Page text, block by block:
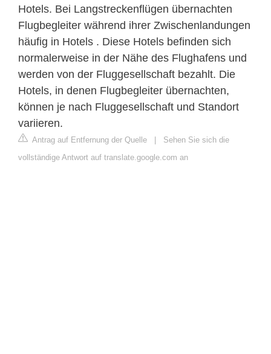
Hotels. Bei Langstreckenflügen übernachten
Flugbegleiter während ihrer Zwischenlandungen
häufig in Hotels . Diese Hotels befinden sich
normalerweise in der Nähe des Flughafens und
werden von der Fluggesellschaft bezahlt. Die
Hotels, in denen Flugbegleiter übernachten,
können je nach Fluggesellschaft und Standort
variieren.
Antrag auf Entfernung der Quelle
Sehen Sie sich die
vollständige Antwort auf translate.google.com an